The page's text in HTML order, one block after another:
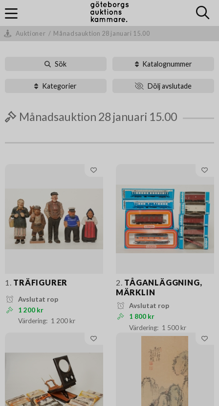
Auktioner / Månadsauktion 28 januari 15.00
Sök Katalognummer
Kategorier Dölj avslutade
Månadsauktion 28 januari 15.00
1. TRÄFIGURER
Avslutat rop
1 200 kr
1 200 kr
2. TÅGANLÄGGNING,
MÄRKLIN
Avslutat rop
1 800 kr
1 500 kr